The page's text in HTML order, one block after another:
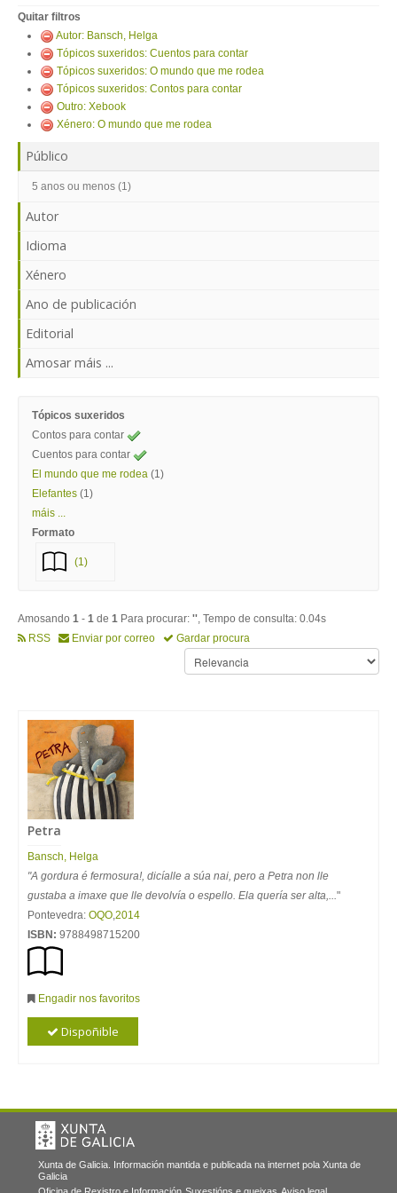
Quitar filtros
Autor: Bansch, Helga
Tópicos suxeridos: Cuentos para contar
Tópicos suxeridos: O mundo que me rodea
Tópicos suxeridos: Contos para contar
Outro: Xebook
Xénero: O mundo que me rodea
Público
5 anos ou menos (1)
Autor
Idioma
Xénero
Ano de publicación
Editorial
Amosar máis ...
Tópicos suxeridos
Contos para contar
Cuentos para contar
El mundo que me rodea (1)
Elefantes (1)
máis ...
Formato
(1)
Amosando 1 - 1 de 1 Para procurar: '', Tempo de consulta: 0.04s
RSS
Enviar por correo Gardar procura
Petra
Bansch, Helga
"A gordura é fermosura!, dicíalle a súa nai, pero a Petra non lle
gustaba a imaxe que lle devolvía o espello. Ela quería ser alta,..."
Pontevedra: OQO,2014
ISBN: 9788498715200
Engadir nos favoritos
Dispoñible
Xunta de Galicia. Información mantida e publicada na internet pola Xunta de
Galicia